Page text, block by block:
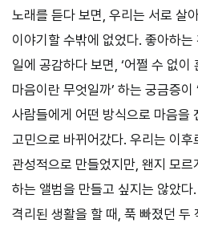
노래를 듣다 보면, 우리는 서로 살
이야기할 수밖에 없었다. 좋아하
일에 공감하다 보면, ‘어쩔 수 없이
마음이란 무엇일까’ 하는 궁금증
사람들에게 어떤 방식으로 마음을
고민으로 바뀌어갔다. 우리는 이후
관성적으로 만들었지만, 왠지 모
하는 앨범을 만들고 싶지는 않았다
격리된 생활을 할 때, 푹 빠졌던 두